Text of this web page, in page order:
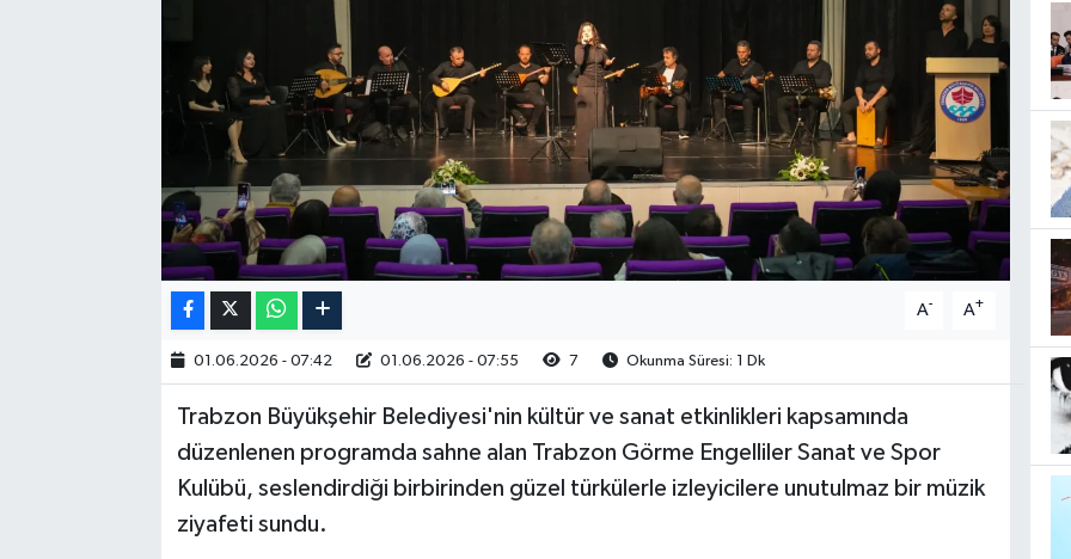
A- A+
01.06.2026 - 07:42 01.06.2026 - 07:55 7 Okunma Süresi: 1 Dk
Trabzon Büyükşehir Belediyesi'nin kültür ve sanat etkinlikleri kapsamında
düzenlenen programda sahne alan Trabzon Görme Engelliler Sanat ve Spor
Kulübü, seslendirdiği birbirinden güzel türkülerle izleyicilere unutulmaz bir müzik
ziyafeti sundu.